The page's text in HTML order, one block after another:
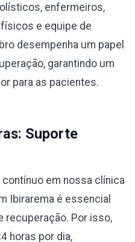
enfermeiros,
e equipe de
desempenha um papel
garantindo um
para as pacientes.
Suporte
em nossa clínica
Ibirarema é essencial
recuperação. Por isso,
horas por dia,